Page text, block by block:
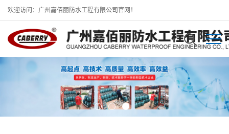
欢迎访问：广州嘉佰丽防水工程有限公司官网！